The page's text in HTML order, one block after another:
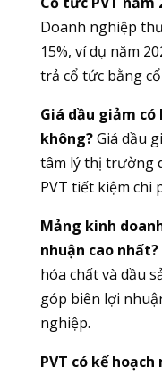
Doanh nghiệp
15%, ví dụ năm
trả cổ tức bằng
Giá dầu giảm có
không?Giá dầu
tâm lý thị trường
PVT tiết kiệm chi
Mảng kinh
nhuận cao nhất?
hóa chất và dầu
góp biên lợi
nghiệp.
PVT có kế